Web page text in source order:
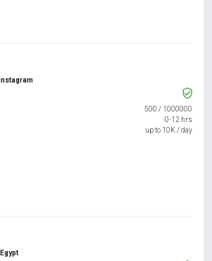
500 / 1000000
0-12 hrs
up to 10K / day